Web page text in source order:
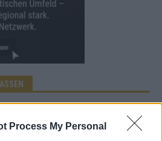
Process My Personal